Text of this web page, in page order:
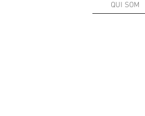
QUI SOM